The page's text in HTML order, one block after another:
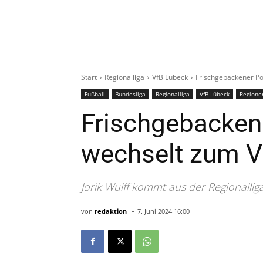
Start Regionalliga VfB Lübeck Frischgebackener
Fußball Bundesliga Regionalliga VfB Lübeck
wechselt zum
Jorik Wulff kommt aus der
von redaktion - 7. Juni 2024 16:00